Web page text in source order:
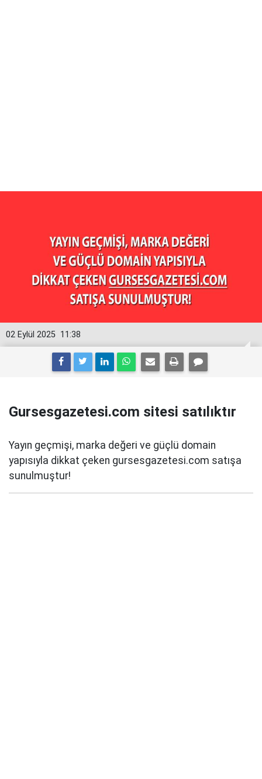
11:38
02 Eylül 2025
Gursesgazetesi.com sitesi satılıktır
Yayın geçmişi, marka değeri ve güçlü domain
yapısıyla dikkat çeken gursesgazetesi.com satışa
sunulmuştur!